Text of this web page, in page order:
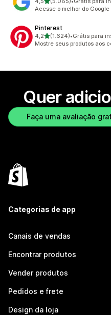
5065 avaliações ao todo
Acesse o melhor do Google
Pinterest
4,2de 5 estrelas
(1.624)
1624 avaliações ao todo
•Grátis para
Mostre seus produtos aos
Quer
Faça uma avaliação
Categorias de app
Canais de vendas
Encontrar produtos
Vender produtos
Pedidos e frete
Design da loja